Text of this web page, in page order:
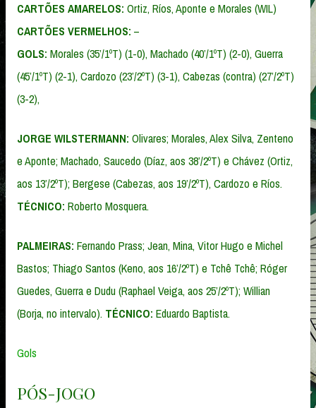
CARTÕES AMARELOS: Ortiz, Ríos, Aponte e Morales (WIL)
CARTÕES VERMELHOS: –
GOLS: Morales (35’/1ºT) (1-0), Machado (40’/1ºT) (2-0), Guerra
(45’/1ºT) (2-1), Cardozo (23’/2ºT) (3-1), Cabezas (contra) (27’/2ºT)
(3-2),
JORGE WILSTERMANN: Olivares; Morales, Alex Silva, Zenteno
e Aponte; Machado, Saucedo (Díaz, aos 38’/2ºT) e Chávez (Ortiz,
aos 13’/2ºT); Bergese (Cabezas, aos 19’/2ºT), Cardozo e Ríos.
TÉCNICO: Roberto Mosquera.
PALMEIRAS: Fernando Prass; Jean, Mina, Vitor Hugo e Michel
Bastos; Thiago Santos (Keno, aos 16’/2ºT) e Tchê Tchê; Róger
Guedes, Guerra e Dudu (Raphael Veiga, aos 25’/2ºT); Willian
(Borja, no intervalo). TÉCNICO: Eduardo Baptista.
Gols
PÓS-JOGO